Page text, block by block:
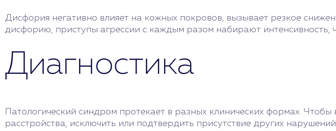
Дисфория негативно влияет на кожных покровов, вызывает резкое
дисфорию, приступы агрессии с каждым разом набирают интенсивность,
Диагностика
Патологический синдром протекает в разных клинических формах.
расстройства, исключить или подтвердить присутствие других